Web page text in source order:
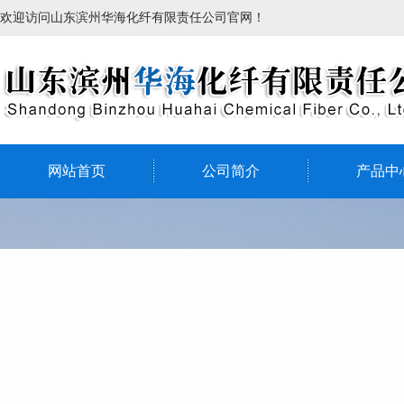
欢迎访问山东滨州华海化纤有限责任公司官网！
网站首页 公司简介 产品中